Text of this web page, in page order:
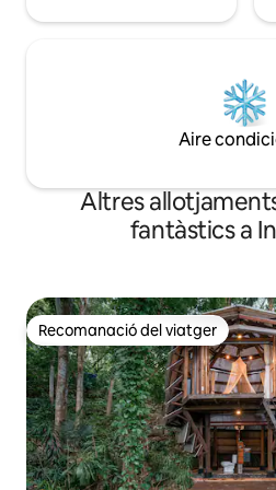
Aire
Altres
fantàstics a
Recomanació del viatger
Recomanació del viatger